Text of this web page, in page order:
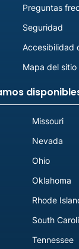
Preguntas
Seguridad
Accesibilidad
Mapa del sitio
Missouri
Nevada
Ohio
Oklahoma
Rhode
South
Tennessee